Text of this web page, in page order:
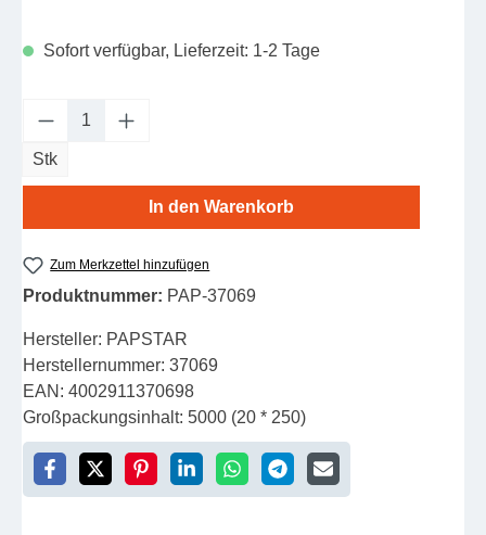
Sofort verfügbar, Lieferzeit: 1-2 Tage
Produkt Anzahl: Gib den gewünschten
Stk
In den Warenkorb
Zum Merkzettel hinzufügen
Produktnummer: PAP-37069
Hersteller: PAPSTAR
Herstellernummer: 37069
EAN: 4002911370698
Großpackungsinhalt: 5000 (20 * 250)